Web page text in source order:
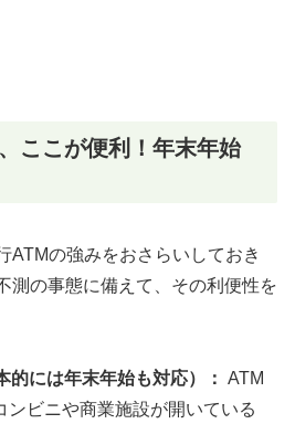
ここが便利！年末年始
ATMの強みをおさらいしておき
測の事態に備えて、その利便性を
的には年末年始も対応）： ATM
ンビニや商業施設が開いている